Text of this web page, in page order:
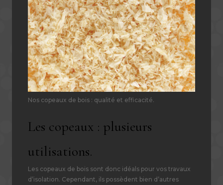
Nos copeaux de bois : qualité et efficacité.
Les copeaux : plusieurs
utilisations.
Les copeaux de bois sont donc idéals pour vos travaux
d’isolation. Cependant, ils possèdent bien d’autres